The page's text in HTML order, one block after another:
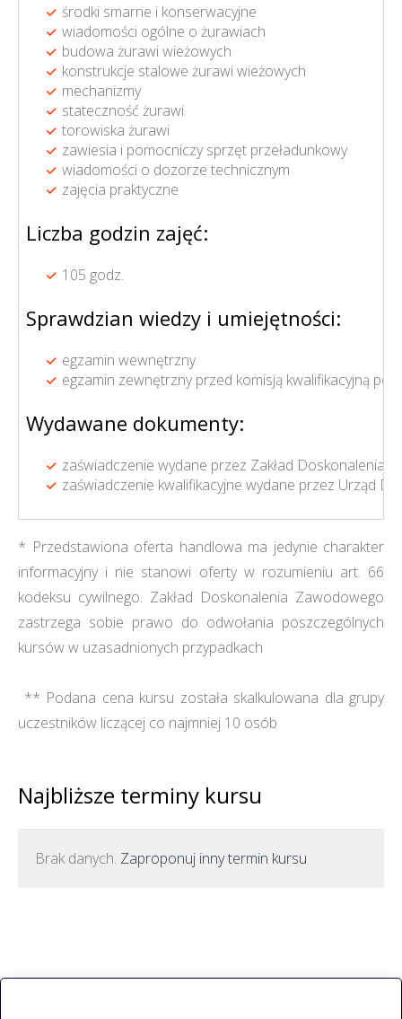
środki smarne i konserwacyjne
wiadomości ogólne o żurawiach
budowa żurawi wieżowych
konstrukcje stalowe żurawi wieżowych
mechanizmy
stateczność żurawi
torowiska żurawi
zawiesia i pomocniczy sprzęt przeładunkowy
wiadomości o dozorze technicznym
zajęcia praktyczne
Liczba godzin zajęć:
105 godz.
Sprawdzian wiedzy i umiejętności:
egzamin wewnętrzny
egzamin zewnętrzny przed komisją kwalifikacyjną
Wydawane dokumenty:
zaświadczenie wydane przez Zakład Doskonalenia
zaświadczenie kwalifikacyjne wydane przez Urząd
* Przedstawiona oferta handlowa ma jedynie charakter
informacyjny i nie stanowi oferty w rozumieniu art. 66
kodeksu cywilnego. Zakład Doskonalenia Zawodowego
zastrzega sobie prawo do odwołania poszczególnych
kursów w uzasadnionych przypadkach
** Podana cena kursu została skalkulowana dla grupy
uczestników liczącej co najmniej 10 osób
Najbliższe terminy kursu
Brak danych. Zaproponuj inny termin kursu